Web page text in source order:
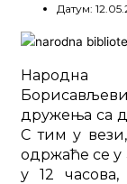
Датум:
Народна
дружења са
С тим у
одржаће се у
у 12